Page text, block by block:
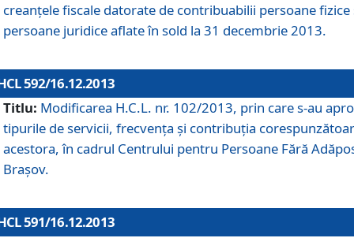
creanţele fiscale datorate de contribuabilii persoane fizice
persoane juridice aflate în sold la 31 decembrie 2013.
592/16.12.2013
Titlu: Modificarea H.C.L. nr. 102/2013, prin care s-au
tipurile de servicii, frecvenţa şi contribuţia
acestora, în cadrul Centrului pentru Persoane Fără
Braşov.
591/16.12.2013